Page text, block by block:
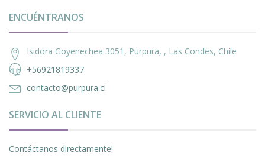
ENCUÉNTRANOS
Isidora Goyenechea 3051, Purpura, , Las Condes, Chile
+56921819337
contacto@purpura.cl
SERVICIO AL CLIENTE
Contáctanos directamente!